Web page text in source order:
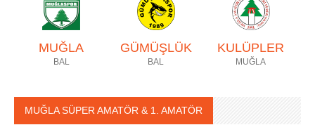
MUĞLA
BAL
GÜMÜŞLÜK
BAL
KULÜPLER
MUĞLA
MUĞLA SÜPER AMATÖR & 1. AMATÖR